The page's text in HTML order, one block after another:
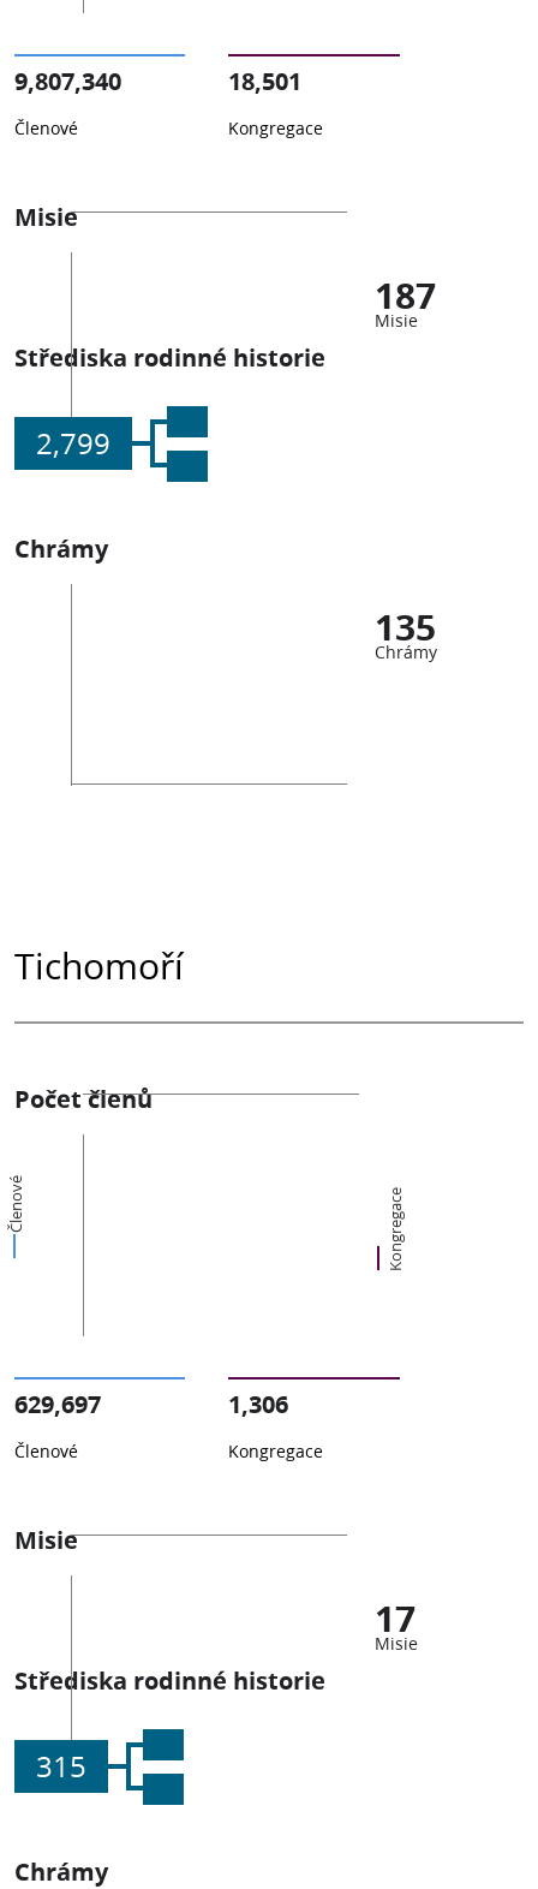
9,807,340
Členové
18,501
Kongregace
Misie
187
Misie
Střediska rodinné historie
2,799
Chrámy
135
Chrámy
Tichomoří
Počet členů
Členové Kongregace
629,697
Členové
1,306
Kongregace
Misie
17
Misie
Střediska rodinné historie
315
Chrámy